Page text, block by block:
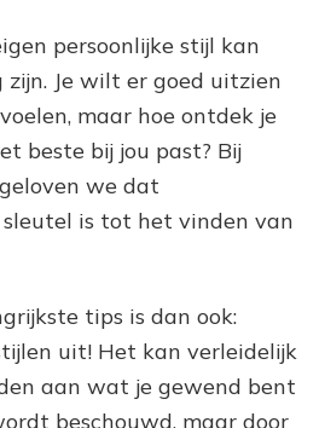
persoonlijke stijl kan
Je wilt er goed uitzien
maar hoe ontdek je
beste bij jou past? Bij
we dat
is tot het vinden van
tips is dan ook:
uit! Het kan verleidelijk
aan wat je gewend bent
beschouwd, maar door